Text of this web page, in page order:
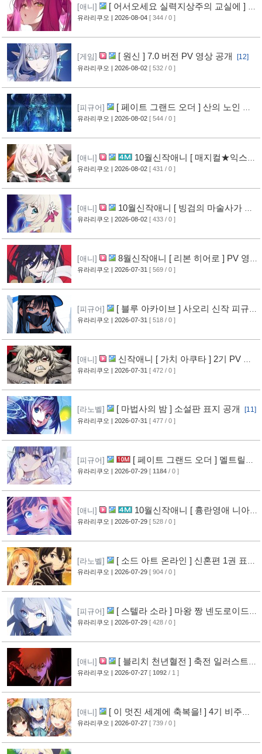
[애니]
[ 어서오세요 실력지상주의 교실에 ] 블
루레이 VOL.2 표지 공개 [6]
유라리쿠오 | 2026-08-04 [ 344 / 0 ]
[게임] [ 원신 ] 7.0 버전 PV 영상 공개 [12]
유라리쿠오 | 2026-08-02 [ 532 / 0 ]
[피규어]
[ 페이트 그랜드 오더 ] 산의 노인 신
작 피규어 공개 [16]
유라리쿠오 | 2026-08-02 [ 544 / 0 ]
[애니]
10월신작애니 [ 매지컬★익스플
로러 ] PV 영상 공개 [11]
유라리쿠오 | 2026-08-02 [ 431 / 0 ]
[애니]
10월신작애니 [ 빙검의 마술사가 세
계를 다스린다 ] 2기 PV 영상 공개
유라리쿠오 | 2026-08-02 [ 433 / 0 ]
[애니]
8월신작애니 [ 리본 히어로 ] PV 영
상 공개
[11]
유라리쿠오 | 2026-07-31 [ 569 / 0 ]
[피규어]
[ 블루 아카이브 ] 사오리 신작 피규어
공개 [10]
유라리쿠오 | 2026-07-31 [ 518 / 0 ]
[애니]
신작애니 [ 가치 아쿠타 ] 2기 PV 영
상 공개
[13]
유라리쿠오 | 2026-07-31 [ 472 / 0 ]
[라노벨] [ 마법사의 밤 ] 소설판 표지 공개 [11]
유라리쿠오 | 2026-07-31 [ 477 / 0 ]
[피규어]
[ 페이트 그랜드 오더 ] 멜트릴리
스 신작 피규어 공개 [12]
유라리쿠오 | 2026-07-29 [ 1184 / 0 ]
[애니]
10월신작애니 [ 흉란영애 니아
리스톤 ] PV 영상 공개 [13]
유라리쿠오 | 2026-07-29 [ 528 / 0 ]
[라노벨]
[ 소드 아트 온라인 ] 신혼편 1권 표지
공개 [16]
유라리쿠오 | 2026-07-29 [ 904 / 0 ]
[피규어]
[ 스텔라 소라 ] 마왕 짱 넨도로이드
공개 [10]
유라리쿠오 | 2026-07-29 [ 428 / 0 ]
[애니]
[ 블리치 천년혈전 ] 축전 일러스트 &
오프닝 영상 공개
[14]
유라리쿠오 | 2026-07-27 [ 1092 / 1 ]
[애니]
[ 이 멋진 세계에 축복을! ] 4기 비주얼
그림 공개
[14]
유라리쿠오 | 2026-07-27 [ 739 / 0 ]